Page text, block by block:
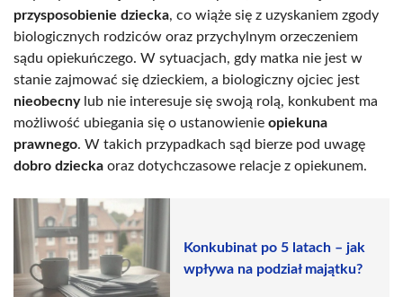
przysposobienie dziecka, co wiąże się z uzyskaniem zgody
biologicznych rodziców oraz przychylnym orzeczeniem
sądu opiekuńczego. W sytuacjach, gdy matka nie jest w
stanie zajmować się dzieckiem, a biologiczny ojciec jest
nieobecnylub nie interesuje się swoją rolą, konkubent ma
możliwość ubiegania się o ustanowienie opiekuna
prawnego. W takich przypadkach sąd bierze pod uwagę
dobro dziecka oraz dotychczasowe relacje z opiekunem.
Konkubinat po 5 latach – jak
wpływa na podział majątku?